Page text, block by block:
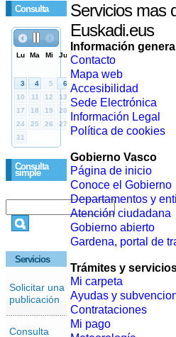
Consulta
Consulta
simple
Servicios
Solicitar una
publicación
Consulta
Servicios mas
Euskadi.eus
Información general
Contacto
Mapa web
Accesibilidad
Sede Electrónica
Información Legal
Política de cookies
Gobierno Vasco
Página de inicio
Conoce el Gobierno
Departamentos y
Atención ciudadana
Gobierno abierto
Gardena, portal de
Trámites y
Mi carpeta
Ayudas y
Contrataciones
Mi pago